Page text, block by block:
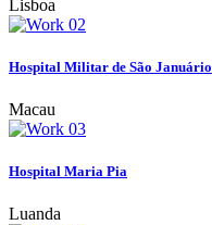
Lisboa
Hospital Militar de São Januário
Macau
Hospital Maria Pia
Luanda